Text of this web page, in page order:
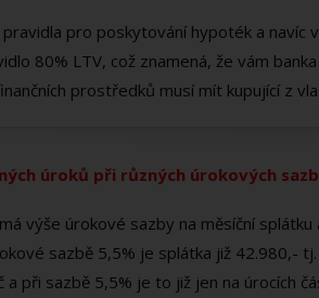
pro poskytování hypoték a
80% LTV, což znamená, že vám
prostředků musí mít kupující z
úroků při různých úrokových
výše úrokové sazby na měsíční
sazbě 5,5% je splátka již 42.980,-
a při sazbě 5,5% je to již jen na úrocích